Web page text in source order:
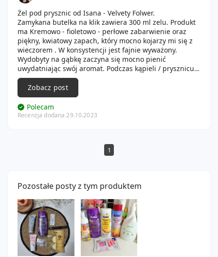
Żel pod prysznic od Isana - Velvety Folwer.
Zamykana butelka na klik zawiera 300 ml zelu. Produkt
ma Kremowo - fioletowo - perłowe zabarwienie oraz
piękny, kwiatowy zapach, który mocno kojarzy mi się z
wieczorem . W konsystencji jest fajnie wyważony.
Wydobyty na gąbkę zaczyna się mocno pienić
uwydatniając swój aromat. Podczas kąpieli / prysznicu
ciało otula lekka jak chmurka piana. Nie ma problemu
ze spłukaniem jej. Kosmetyk świetnie oczyszcza skórę
ciała nie wysuszając ani nie podrażniając jej przy tym.
Nawilżenia również nie zauważyłam. Ciało po użyciu
żelu jest świetnie przygotowane do dalszych czynności
Mogłabym śmiało używać perfum o tych butach
zapachowych- pięknie pachnie.
Zobacz post
Polecam
Recenzja dodana 29.10.2023
1
Pozostałe posty z tym produktem